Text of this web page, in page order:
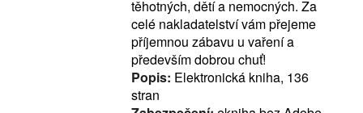
těhotných, dětí a nemocných. Za
celé nakladatelství vám přejeme
příjemnou zábavu u vaření a
především dobrou chuť!
Popis: Elektronická kniha, 136
stran